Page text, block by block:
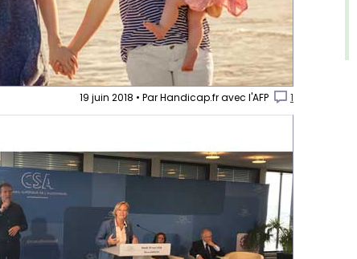
19 juin 2018 • Par Handicap.fr avec l'AFP 1